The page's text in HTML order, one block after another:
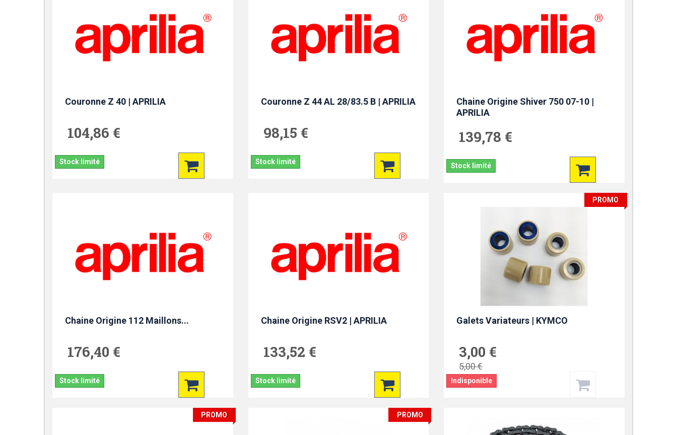
Couronne Z 40 | APRILIA
104,86 €
Stock limité
Couronne Z 44 AL 28/83.5 B | APRILIA
98,15 €
Stock limité
Chaine Origine Shiver 750 07-10 |
APRILIA
139,78 €
Stock limité
Chaine Origine 112 Maillons...
176,40 €
Stock limité
Chaine Origine RSV2 | APRILIA
133,52 €
Stock limité
PROMO
Galets Variateurs | KYMCO
3,00 €
5,00 €
Indisponible
PROMO PROMO